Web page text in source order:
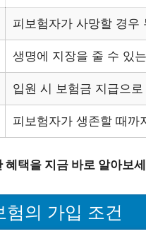
피보험자가 사망할 경우
생명에 지장을 줄 수 있
입원 시 보험금 지급으
피보험자가 생존할 때까
혜택을 지금 바로 알아보
의 가입 조건